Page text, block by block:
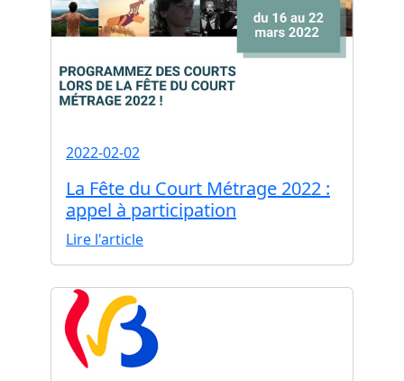
2022-02-02
La Fête du Court Métrage 2022 :
appel à participation
Lire l'article